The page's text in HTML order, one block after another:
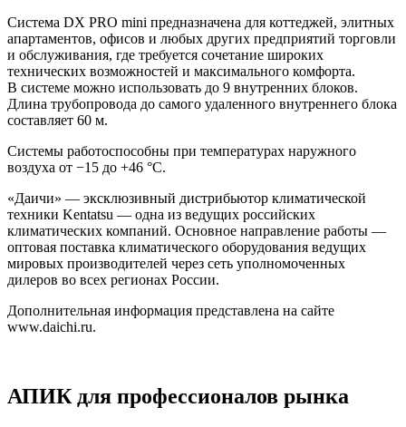
Система DX PRO mini предназначена для коттеджей, элитных
апартаментов, офисов и любых других предприятий торговли
и обслуживания, где требуется сочетание широких
технических возможностей и максимального комфорта.
В системе можно использовать до 9 внутренних блоков.
Длина трубопровода до самого удаленного внутреннего блока
составляет 60 м.
Системы работоспособны при температурах наружного
воздуха от −15 до +46 °С.
«Даичи» — эксклюзивный дистрибьютор климатической
техники Kentatsu — одна из ведущих российских
климатических компаний. Основное направление работы —
оптовая поставка климатического оборудования ведущих
мировых производителей через сеть уполномоченных
дилеров во всех регионах России.
Дополнительная информация представлена на сайте
www.daichi.ru.
АПИК для профессионалов рынка